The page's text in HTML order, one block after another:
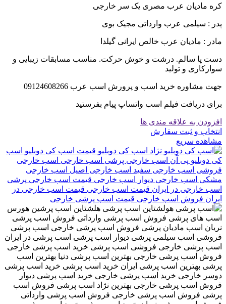
کره مادیان عرب مصری یک سر خارجی
پدر : سیلمی عرب وارداتی مجیک بوی
مادر : مادیان عرب خالص ایرانی گیلدا
دست پا سالم. درشت و خوش حرکت. مناسب مسابقات زیبایی و
سوارکاری و تولید
جهت مشاوره خرید اسب و پرورش اسب عرب 09124608266
برای دریافت فیلم اسب واتساپ پیام بفرستید
افزودن به علاقه مندی ها
انتخاب و ثبت سفارش
مشاهده سریع